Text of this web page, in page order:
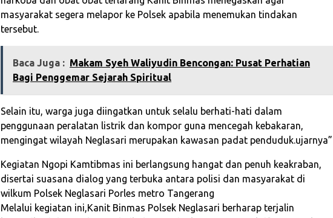
masyarakat segera melapor ke Polsek apabila menemukan tindakan
tersebut.
Baca Juga : Makam Syeh Waliyudin Bencongan: Pusat Perhatian
Bagi Penggemar Sejarah Spiritual
Selain itu, warga juga diingatkan untuk selalu berhati-hati dalam
penggunaan peralatan listrik dan kompor guna mencegah kebakaran,
mengingat wilayah Neglasari merupakan kawasan padat penduduk.ujarnya”
Kegiatan Ngopi Kamtibmas ini berlangsung hangat dan penuh keakraban,
disertai suasana dialog yang terbuka antara polisi dan masyarakat di
wilkum Polsek Neglasari Porles metro Tangerang
Melalui kegiatan ini,Kanit Binmas Polsek Neglasari berharap terjalin